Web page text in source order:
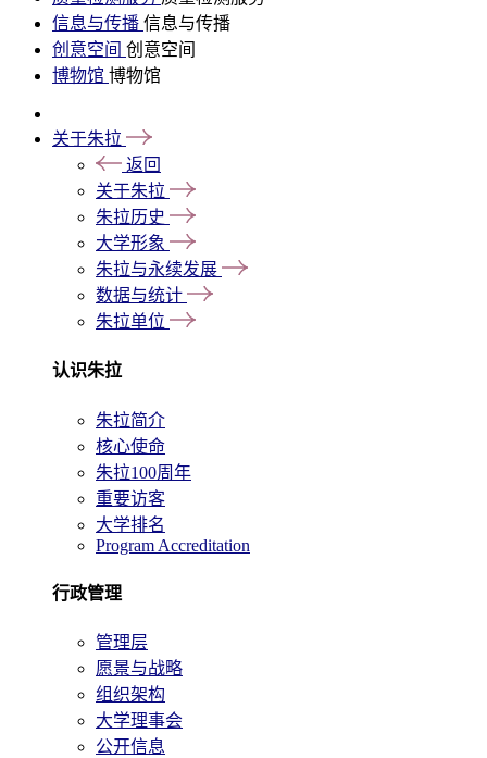
信息与传播 信息与传播
创意空间 创意空间
博物馆 博物馆
关于朱拉
返回
关于朱拉
朱拉历史
大学形象
朱拉与永续发展
数据与统计
朱拉单位
认识朱拉
朱拉简介
核心使命
朱拉100周年
重要访客
大学排名
Program Accreditation
行政管理
管理层
愿景与战略
组织架构
大学理事会
公开信息